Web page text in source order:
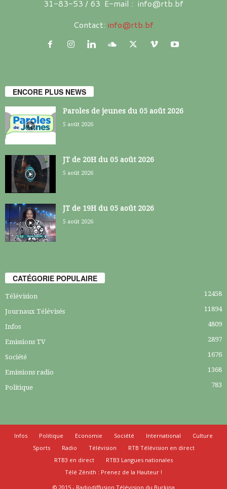
31-83-53 / 63 E-mail : info@rtb.bf
Contact: info@rtb.bf
ENCORE PLUS NEWS
Paroles de jeunes du 05 août 2026
5 août 2026
JT de 20H du 05 août 2026
5 août 2026
JT de 19H du 05 août 2026
5 août 2026
CATÉGORIE POPULAIRE
Télévision 12458
Journaux Télévisés 11894
Infos 4809
Emissions TV 2897
Société 1676
Emissions radio 1368
Politique 783
Infos Politique Economie Société International
Culture
Sports
Radio Télévision
RTB Télévision en direct
RTB3 en direct
RTB3 Langues nationales
Télé Zénith : Prenez de la Hauteur !
© 2015 - Radiodiffusion Télévision du Burkina